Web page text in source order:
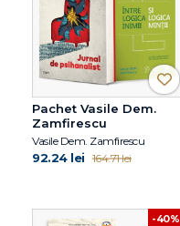
Pachet Vasile Dem.
Zamfirescu
Vasile Dem. Zamfirescu
92.24 lei 164.71 lei
-40%